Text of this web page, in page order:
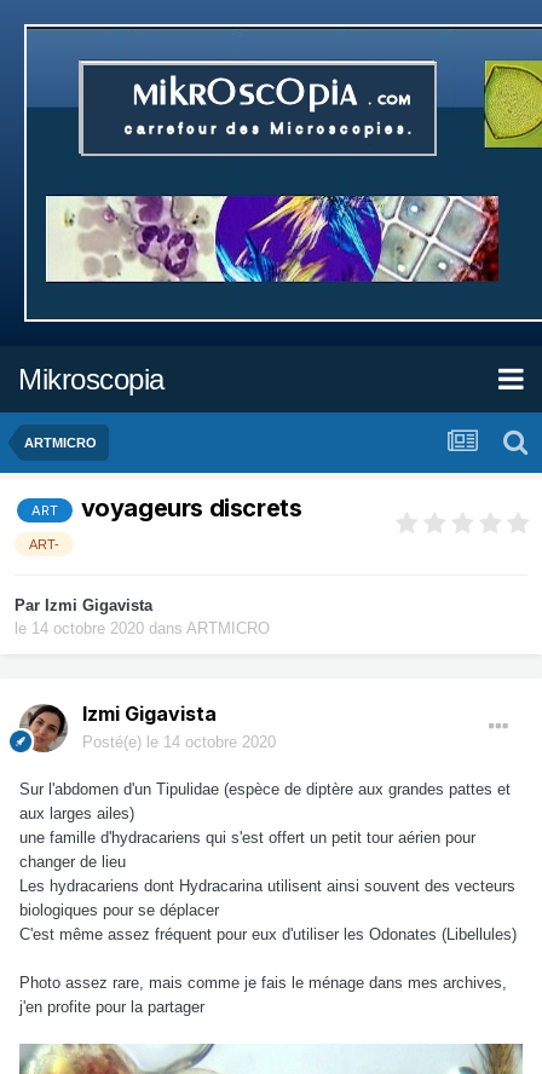
Mikroscopia
ARTMICRO
ART voyageurs discrets
ART-
Par Izmi Gigavista
le 14 octobre 2020 dans ARTMICRO
Izmi Gigavista
Posté(e) le 14 octobre 2020
Sur l'abdomen d'un Tipulidae (espèce de diptère aux grandes pattes et
aux larges ailes)
une famille d'hydracariens qui s'est offert un petit tour aérien pour
changer de lieu
Les hydracariens dont Hydracarina utilisent ainsi souvent des vecteurs
biologiques pour se déplacer
C'est même assez fréquent pour eux d'utiliser les Odonates (Libellules)
Photo assez rare, mais comme je fais le ménage dans mes archives,
j'en profite pour la partager